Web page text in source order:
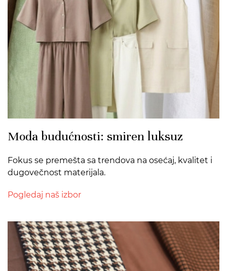
Moda budućnosti: smiren luksuz
Fokus se premešta sa trendova na osećaj, kvalitet i
dugovečnost materijala.
Pogledaj naš izbor